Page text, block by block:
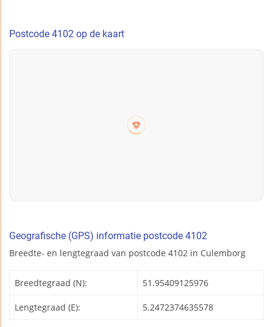
Postcode 4102 op de kaart
Geografische (GPS) informatie postcode 4102
Breedte- en lengtegraad van postcode 4102 in Culemborg
Breedtegraad (N): 51.95409125976
Lengtegraad (E): 5.2472374635578